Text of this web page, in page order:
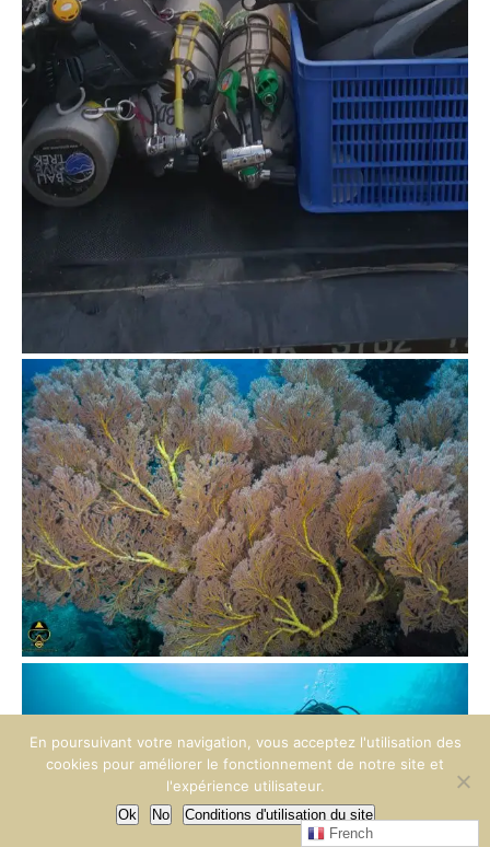
En poursuivant votre navigation, vous acceptez l'utilisation des
cookies pour améliorer le fonctionnement de notre site et
l'expérience utilisateur.
Ok No
Conditions d'utilisation du site
French